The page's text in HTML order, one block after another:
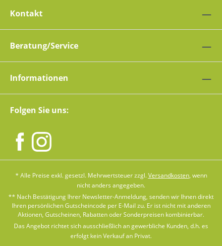
Kontakt
Beratung/Service
Informationen
Folgen Sie uns:
* Alle Preise exkl. gesetzl. Mehrwertsteuer zzgl.Versandkosten, wenn
nicht anders angegeben.
** Nach Bestätigung Ihrer Newsletter-Anmeldung, senden wir Ihnen direkt
Ihren persönlichen Gutscheincode per E-Mail zu. Er ist nicht mit anderen
Aktionen, Gutscheinen, Rabatten oder Sonderpreisen kombinierbar.
Das Angebot richtet sich ausschließlich an gewerbliche Kunden, d.h. es
erfolgt kein Verkauf an Privat.